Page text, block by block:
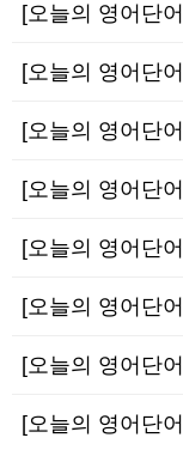
[오늘의 영어단
[오늘의 영어단어] 짜
[오늘의 영어단
[오늘의 영어단
[오늘의 영어단
[오늘의 영어단
[오늘의 영어단
[오늘의 영어단